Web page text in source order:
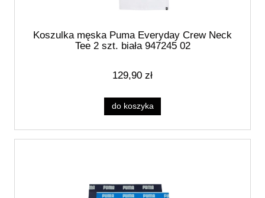
Koszulka męska Puma Everyday Crew Neck
Tee 2 szt. biała 947245 02
129,90 zł
do koszyka